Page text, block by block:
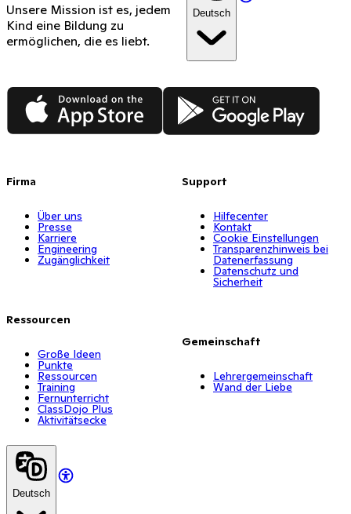
Unsere Mission ist es, jedem
Kind eine Bildung zu
ermöglichen, die es liebt.
Deutsch
App Store Google Play
Firma
Über uns
Presse
Karriere
Engineering
Zugänglichkeit
Ressourcen
Große Ideen
Punkte
Ressourcen
Training
Fernunterricht
ClassDojo Plus
Aktivitätsecke
Support
Hilfecenter
Kontakt
Cookie Einstellungen
Transparenzhinweis bei
Datenerfassung
Datenschutz und
Sicherheit
Gemeinschaft
Lehrergemeinschaft
Wand der Liebe
Deutsch